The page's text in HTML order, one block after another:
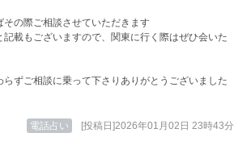
その際ご相談させていただきます
載もございますので、関東に行く際はぜひ会いた
ずご相談に乗って下さりありがとうございました
電話占い [投稿日]2026年01月02日 23時43分